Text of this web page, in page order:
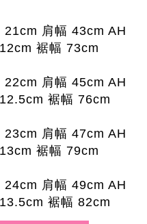
肩幅 43cm AH
裾幅 73cm
肩幅 45cm AH
裾幅 76cm
肩幅 47cm AH
裾幅 79cm
肩幅 49cm AH
裾幅 82cm